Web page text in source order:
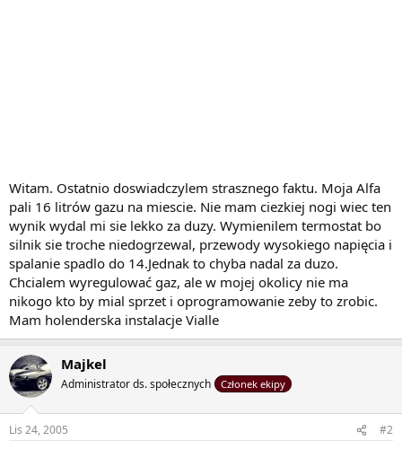
Witam. Ostatnio doswiadczylem strasznego faktu. Moja Alfa
pali 16 litrów gazu na miescie. Nie mam ciezkiej nogi wiec ten
wynik wydal mi sie lekko za duzy. Wymienilem termostat bo
silnik sie troche niedogrzewal, przewody wysokiego napięcia i
spalanie spadlo do 14.Jednak to chyba nadal za duzo.
Chcialem wyregulować gaz, ale w mojej okolicy nie ma
nikogo kto by mial sprzet i oprogramowanie zeby to zrobic.
Mam holenderska instalacje Vialle
Majkel
Administrator ds. społecznych Członek ekipy
Lis 24, 2005 #2